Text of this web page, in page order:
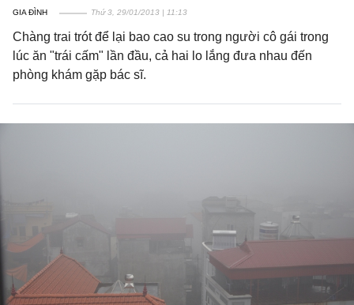
GIA ĐÌNH Thứ 3, 29/01/2013 | 11:13
Chàng trai trót để lại bao cao su trong người cô gái trong
lúc ăn "trái cấm" lần đầu, cả hai lo lắng đưa nhau đến
phòng khám gặp bác sĩ.